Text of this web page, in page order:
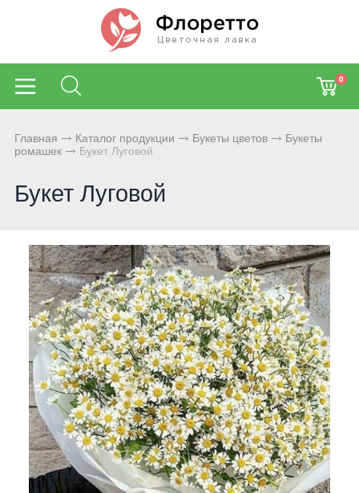
0
Главная Каталог продукции Букеты цветов
Букеты
ромашек
Букет Луговой
Букет Луговой